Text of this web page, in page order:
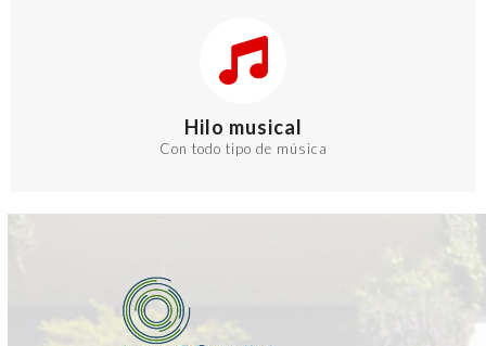
Hilo musical
Con todo tipo de música